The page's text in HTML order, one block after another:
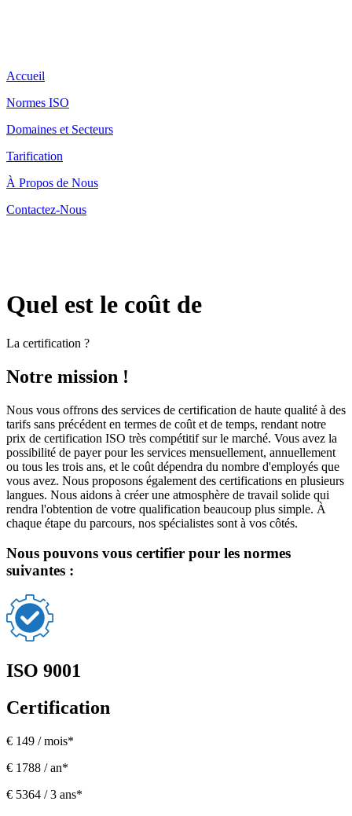
Accueil
Normes ISO
Domaines et Secteurs
Tarification
À Propos de Nous
Contactez-Nous
Quel est le coût de
La certification ?
Notre mission !
Nous vous offrons des services de certification de haute qualité à des
tarifs sans précédent en termes de coût et de temps, rendant notre
prix de certification ISO très compétitif sur le marché. Vous avez la
possibilité de payer pour les services mensuellement, annuellement
ou tous les trois ans, et le coût dépendra du nombre d'employés que
vous avez. Nous proposons également des certifications en plusieurs
langues. Nous aidons à créer une atmosphère de travail solide qui
rendra l'obtention de votre qualification beaucoup plus simple. À
chaque étape du parcours, nos spécialistes sont à vos côtés.
Nous pouvons vous certifier pour les normes
suivantes :
ISO 9001
Certification
€ 149 / mois*
€ 1788 / an*
€ 5364 / 3 ans*